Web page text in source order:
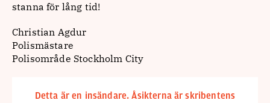
stanna för lång tid!
Christian Agdur
Polismästare
Polisområde Stockholm City
Detta är en insändare. Åsikterna är skribentens